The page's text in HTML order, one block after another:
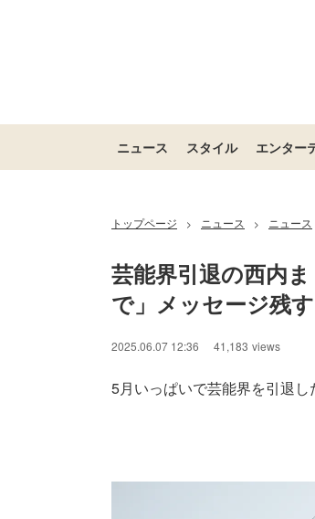
ニュース スタイル エンター
トップページ > ニュース > ニュース
芸能界引退の西内
で」メッセージ残す
2025.06.07 12:36 41,183 views
5月いっぱいで芸能界を引退